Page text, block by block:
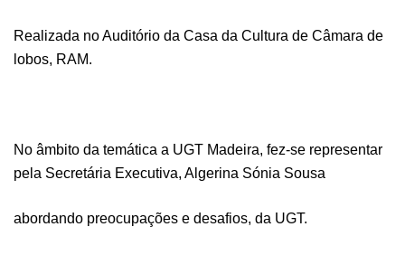
Realizada no Auditório da Casa da Cultura de Câmara de
lobos, RAM.
No âmbito da temática a UGT Madeira, fez-se representar
pela Secretária Executiva, Algerina Sónia Sousa
abordando preocupações e desafios, da UGT.